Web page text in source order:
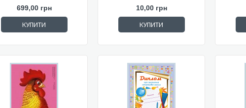
699,00 грн
КУПИТИ
10,00 грн
КУПИТИ